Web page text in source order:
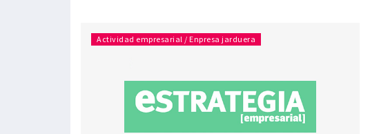
Actividad empresarial / Enpresa jarduera